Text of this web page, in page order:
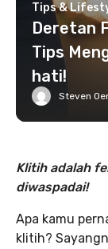
Tips &
Deretan
Tips
hati!
Steven
Klitih adalah
diwaspadai!
Apa kamu
klitih?